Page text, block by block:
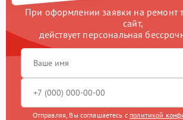
При оформлении заявки на ремонт
сайт,
действует персональная
Отправляя, Вы соглашаетесь с политикой